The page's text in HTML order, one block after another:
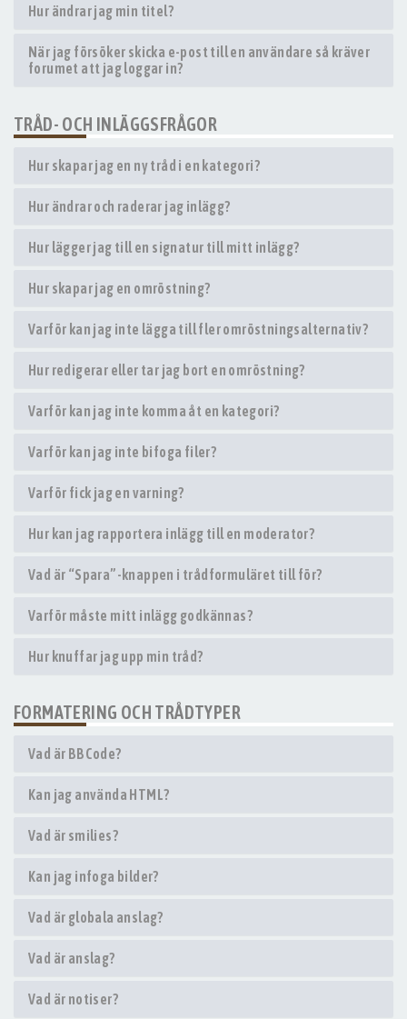
Hur ändrar jag min titel?
När jag försöker skicka e-post till en användare så kräver
forumet att jag loggar in?
TRÅD- OCH INLÄGGSFRÅGOR
Hur skapar jag en ny tråd i en kategori?
Hur ändrar och raderar jag inlägg?
Hur lägger jag till en signatur till mitt inlägg?
Hur skapar jag en omröstning?
Varför kan jag inte lägga till fler omröstningsalternativ?
Hur redigerar eller tar jag bort en omröstning?
Varför kan jag inte komma åt en kategori?
Varför kan jag inte bifoga filer?
Varför fick jag en varning?
Hur kan jag rapportera inlägg till en moderator?
Vad är “Spara”-knappen i trådformuläret till för?
Varför måste mitt inlägg godkännas?
Hur knuffar jag upp min tråd?
FORMATERING OCH TRÅDTYPER
Vad är BBCode?
Kan jag använda HTML?
Vad är smilies?
Kan jag infoga bilder?
Vad är globala anslag?
Vad är anslag?
Vad är notiser?